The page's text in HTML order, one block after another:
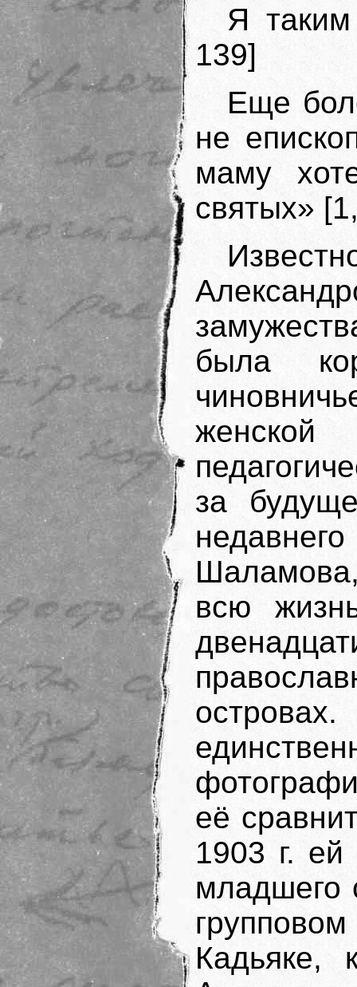
Я
139]
Еще
не
маму
святых»
была
женской
за
всю
её
1903 г.
младшего
Кадьяке,